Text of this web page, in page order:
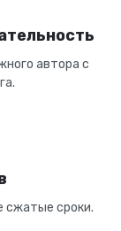
автора с
сжатые сроки.